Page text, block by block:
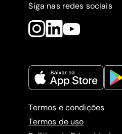
Siga nas redes sociais
Termos e condições
Termos de uso